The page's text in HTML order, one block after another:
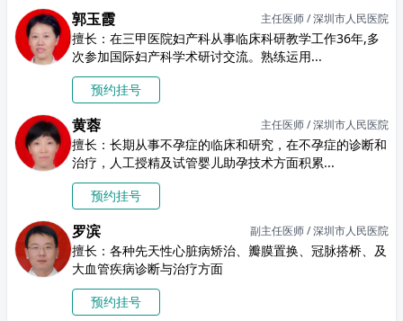
郭玉霞 主任医师 / 深圳市人民医院
擅长：在三甲医院妇产科从事临床科研教学工作36年,多
次参加国际妇产科学术研讨交流。熟练运用...
预约挂号
黄蓉 主任医师 / 深圳市人民医院
擅长：长期从事不孕症的临床和研究，在不孕症的诊断和
治疗，人工授精及试管婴儿助孕技术方面积累...
预约挂号
罗滨 副主任医师 / 深圳市人民医院
擅长：各种先天性心脏病矫治、瓣膜置换、冠脉搭桥、及
大血管疾病诊断与治疗方面
预约挂号